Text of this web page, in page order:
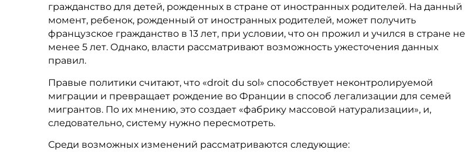
гражданство для детей, рожденных в стране от иностранных родителей. На данный
момент, ребенок, рожденный от иностранных родителей, может получить
французское гражданство в 13 лет, при условии, что он прожил и учился в стране не
менее 5 лет. Однако, власти рассматривают возможность ужесточения данных
правил.
Правые политики считают, что «droit du sol» способствует неконтролируемой
миграции и превращает рождение во Франции в способ легализации для семей
мигрантов. По их мнению, это создает «фабрику массовой натурализации», и,
следовательно, систему нужно пересмотреть.
Среди возможных изменений рассматриваются следующие: